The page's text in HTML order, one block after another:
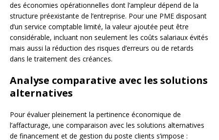
des économies opérationnelles dont l’ampleur dépend de la
structure préexistante de l’entreprise. Pour une PME disposant
d’un service comptable limité, la valeur ajoutée peut être
considérable, incluant non seulement les coûts salariaux évités
mais aussi la réduction des risques d’erreurs ou de retards
dans le traitement des créances.
Analyse comparative avec les solutions
alternatives
Pour évaluer pleinement la pertinence économique de
l’affacturage, une comparaison avec les solutions alternatives
de financement et de gestion du poste clients s’impose :